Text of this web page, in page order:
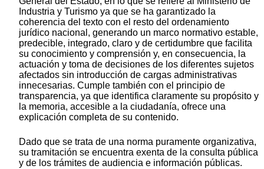
Industria y Turismo ya que se ha garantizado la
coherencia del texto con el resto del ordenamiento
jurídico nacional, generando un marco normativo estable,
predecible, integrado, claro y de certidumbre que facilita
su conocimiento y comprensión y, en consecuencia, la
actuación y toma de decisiones de los diferentes sujetos
afectados sin introducción de cargas administrativas
innecesarias. Cumple también con el principio de
transparencia, ya que identifica claramente su propósito y
la memoria, accesible a la ciudadanía, ofrece una
explicación completa de su contenido.
Dado que se trata de una norma puramente organizativa,
su tramitación se encuentra exenta de la consulta pública
y de los trámites de audiencia e información públicas.